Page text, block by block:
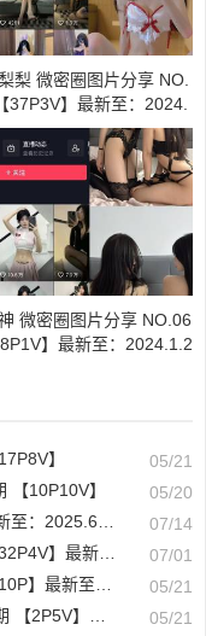
梨 微密圈图片分享 NO.
37P3V】最新至：2024.
微密圈图片分享 NO.06
】最新至：2024.1.2
】
05/21
10P10V】
05/20
：2025.6.20
07/14
至：2024.6.29
07/01
：2023.12.10
05/21
：2023.10.27 05/21